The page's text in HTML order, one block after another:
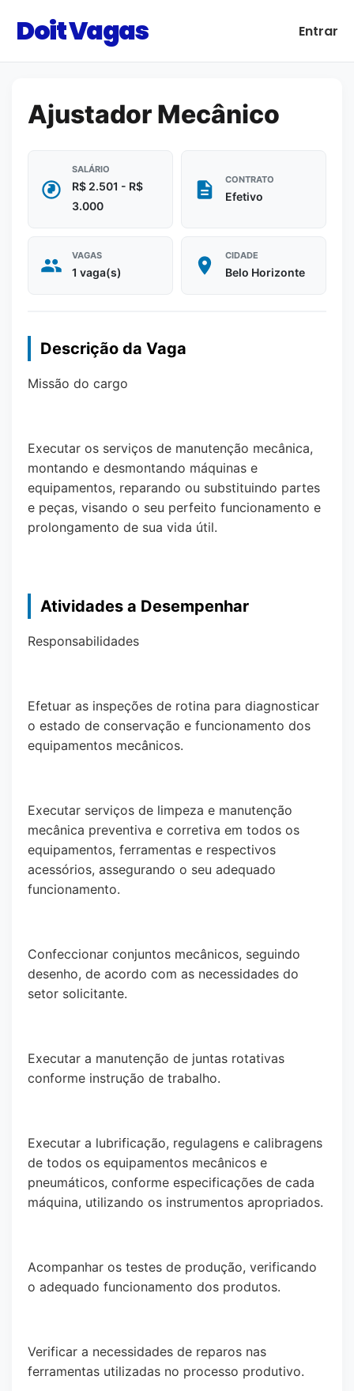
Doit Vagas Entrar
Ajustador Mecânico
SALÁRIO
R$ 2.501 - R$
3.000
CONTRATO
Efetivo
VAGAS
1 vaga(s)
CIDADE
Belo Horizonte
Descrição da Vaga
Missão do cargo
Executar os serviços de manutenção mecânica,
montando e desmontando máquinas e
equipamentos, reparando ou substituindo partes
e peças, visando o seu perfeito funcionamento e
prolongamento de sua vida útil.
Atividades a Desempenhar
Responsabilidades
Efetuar as inspeções de rotina para diagnosticar
o estado de conservação e funcionamento dos
equipamentos mecânicos.
Executar serviços de limpeza e manutenção
mecânica preventiva e corretiva em todos os
equipamentos, ferramentas e respectivos
acessórios, assegurando o seu adequado
funcionamento.
Confeccionar conjuntos mecânicos, seguindo
desenho, de acordo com as necessidades do
setor solicitante.
Executar a manutenção de juntas rotativas
conforme instrução de trabalho.
Executar a lubrificação, regulagens e calibragens
de todos os equipamentos mecânicos e
pneumáticos, conforme especificações de cada
máquina, utilizando os instrumentos apropriados.
Acompanhar os testes de produção, verificando
o adequado funcionamento dos produtos.
Verificar a necessidades de reparos nas
ferramentas utilizadas no processo produtivo.